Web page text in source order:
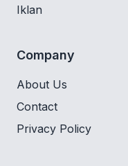
Iklan
Company
About Us
Contact
Privacy Policy